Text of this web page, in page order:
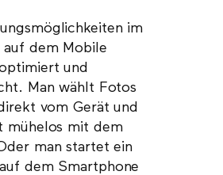
im
auf dem Mobile
und
Man wählt Fotos
vom Gerät und
mühelos mit dem
man startet ein
dem Smartphone